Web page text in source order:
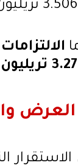
تريليون جنيه
العرض